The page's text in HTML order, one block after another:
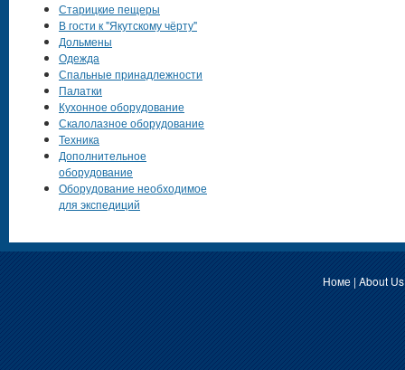
Старицкие пещеры
В гости к "Якутскому чёрту"
Дольмены
Одежда
Спальные принадлежности
Палатки
Кухонное оборудование
Скалолазное оборудование
Техника
Дополнительное
оборудование
Оборудование необходимое
для экспедиций
Номе| About Us